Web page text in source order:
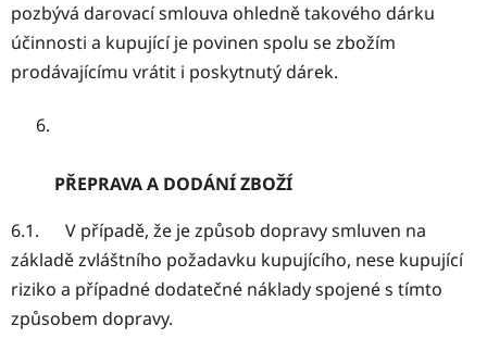
pozbývá darovací smlouva ohledně takového dárku
účinnosti a kupující je povinen spolu se zbožím
prodávajícímu vrátit i poskytnutý dárek.
PŘEPRAVA A DODÁNÍ ZBOŽÍ
6.1. V případě, že je způsob dopravy smluven na
základě zvláštního požadavku kupujícího, nese kupující
riziko a případné dodatečné náklady spojené s tímto
způsobem dopravy.